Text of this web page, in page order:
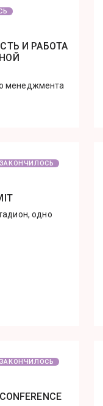
И РАБОТА
менеджмента
ЗАКОНЧИЛОСЬ
одно
ЗАКОНЧИЛОСЬ